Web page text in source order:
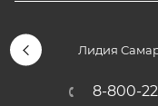
Лидия
8-800-